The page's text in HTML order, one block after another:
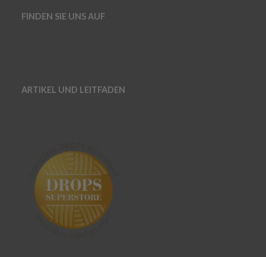
FINDEN SIE UNS AUF
ARTIKEL UND LEITFADEN